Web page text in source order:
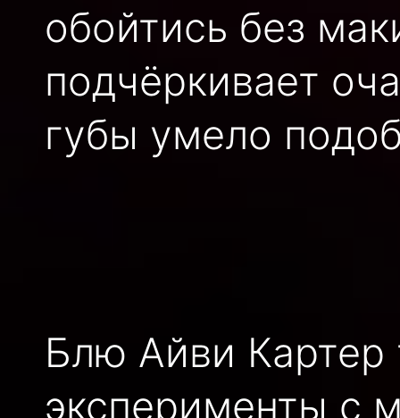
обойтись без
подчёркивает
губы умело
Блю Айви
эксперименты с